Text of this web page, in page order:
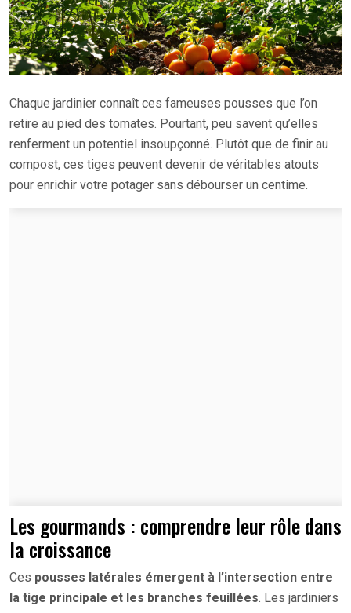
Chaque jardinier connaît ces fameuses pousses que l’on
retire au pied des tomates. Pourtant, peu savent qu’elles
renferment un potentiel insoupçonné. Plutôt que de finir au
compost, ces tiges peuvent devenir de véritables atouts
pour enrichir votre potager sans débourser un centime.
Les gourmands : comprendre leur rôle dans
la croissance
Ces pousses latérales émergent à l’intersection entre
la tige principale et les branches feuillées. Les jardiniers